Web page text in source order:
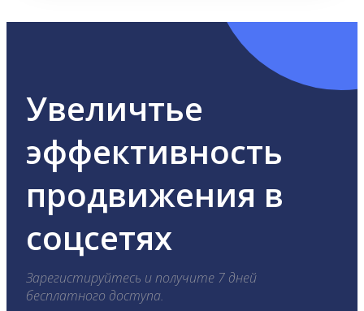
Увеличтье
эффективность
продвижения в
соцсетях
Зарегистируйтесь и получите 7 дней
бесплатного доступа.